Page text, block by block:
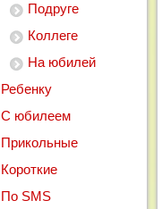
Подруге
Коллеге
На юбилей
Ребенку
С юбилеем
Прикольные
Короткие
По SMS